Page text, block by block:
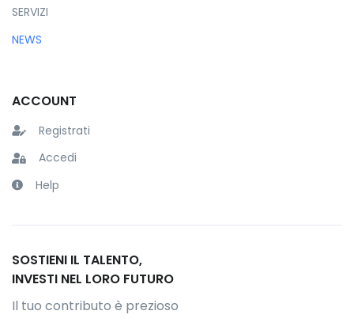
SERVIZI
NEWS
ACCOUNT
Registrati
Accedi
Help
SOSTIENI IL TALENTO,
INVESTI NEL LORO FUTURO
Il tuo contributo è prezioso